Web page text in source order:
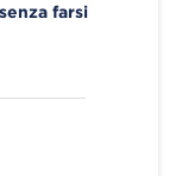
farsi